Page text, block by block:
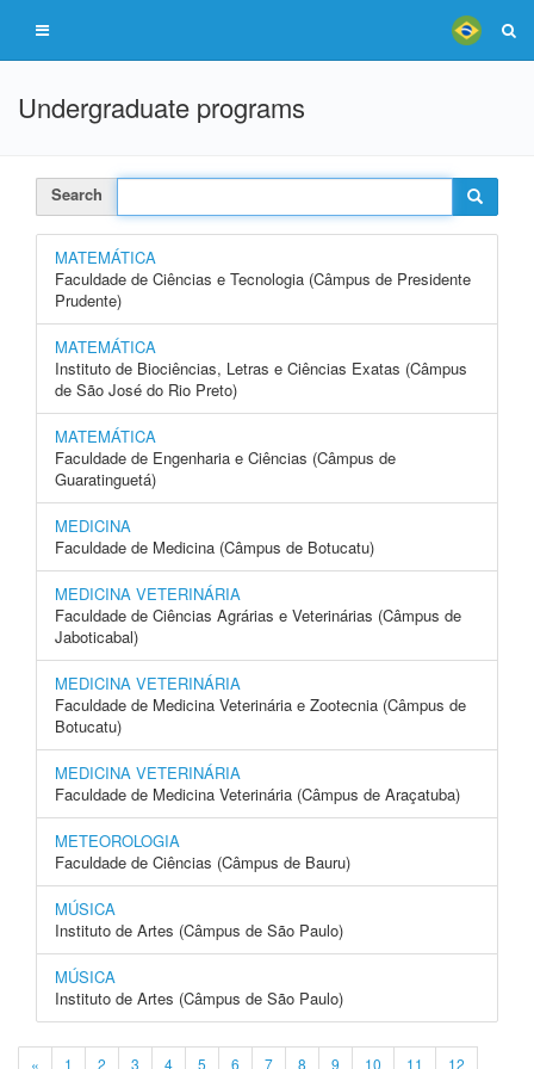
Undergraduate programs
Search
MATEMÁTICA
Faculdade de Ciências e Tecnologia (Câmpus de Presidente
Prudente)
MATEMÁTICA
Instituto de Biociências, Letras e Ciências Exatas (Câmpus
de São José do Rio Preto)
MATEMÁTICA
Faculdade de Engenharia e Ciências (Câmpus de
Guaratinguetá)
MEDICINA
Faculdade de Medicina (Câmpus de Botucatu)
MEDICINA VETERINÁRIA
Faculdade de Ciências Agrárias e Veterinárias (Câmpus de
Jaboticabal)
MEDICINA VETERINÁRIA
Faculdade de Medicina Veterinária e Zootecnia (Câmpus de
Botucatu)
MEDICINA VETERINÁRIA
Faculdade de Medicina Veterinária (Câmpus de Araçatuba)
METEOROLOGIA
Faculdade de Ciências (Câmpus de Bauru)
MÚSICA
Instituto de Artes (Câmpus de São Paulo)
MÚSICA
Instituto de Artes (Câmpus de São Paulo)
« 1 2 3 4 5 6 7 8 9 10 11 12